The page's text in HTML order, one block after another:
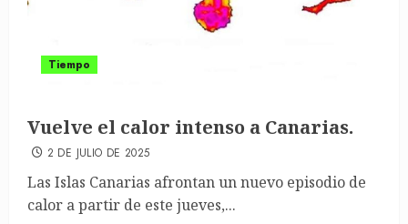
Tiempo
Vuelve el calor intenso a Canarias.
2 DE JULIO DE 2025
Las Islas Canarias afrontan un nuevo episodio de
calor a partir de este jueves,...